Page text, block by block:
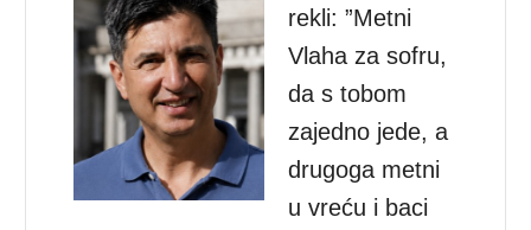
rekli: ”Metni
Vlaha za sofru,
da s tobom
zajedno jede, a
drugoga metni
u vreću i baci